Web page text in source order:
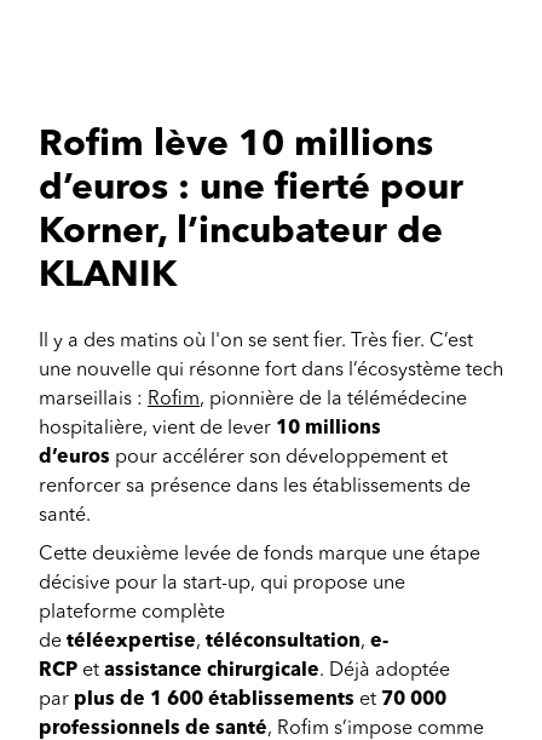
Rofim lève 10 millions
d’euros : une fierté pour
Korner, l’incubateur de
KLANIK
Il y a des matins où l'on se sent fier. Très fier. C’est
une nouvelle qui résonne fort dans l’écosystème tech
marseillais : Rofim, pionnière de la télémédecine
hospitalière, vient de lever 10 millions
d’euros pour accélérer son développement et
renforcer sa présence dans les établissements de
santé.
Cette deuxième levée de fonds marque une étape
décisive pour la start-up, qui propose une
plateforme complète
de téléexpertise, téléconsultation, e-
RCP et assistance chirurgicale. Déjà adoptée
par plus de 1 600 établissements et 70 000
professionnels de santé, Rofim s’impose comme